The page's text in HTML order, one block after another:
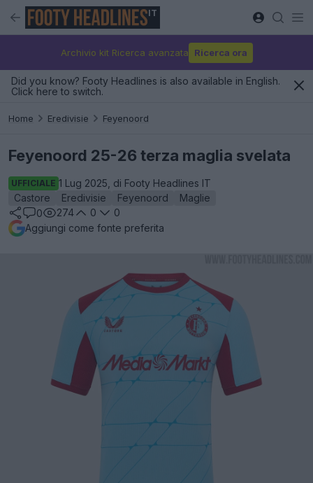
IT
Archivio kit Ricerca avanzata Ricerca ora
Did you know? Footy Headlines is also available in English.
Click here to switch.
Home Eredivisie Feyenoord
Feyenoord 25-26 terza maglia svelata
UFFICIALE 1 Lug 2025, di Footy Headlines IT
Castore
Eredivisie Feyenoord
Maglie
0
274 0
0
Aggiungi come fonte preferita